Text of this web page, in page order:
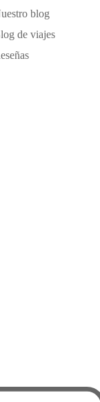
blog
de viajes